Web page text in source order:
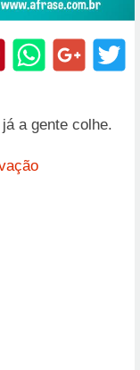
a gente colhe.